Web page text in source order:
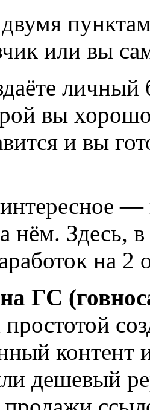
или вы
вы
и вы
—
нём. Здесь,
на
ГС
контент
дешевый